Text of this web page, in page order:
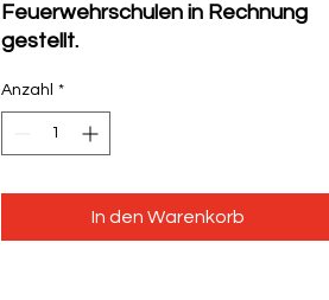
Feuerwehrschulen in Rechnung
gestellt.
Anzahl *
In den Warenkorb